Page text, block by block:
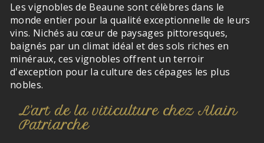
Les vignobles de Beaune sont célèbres dans le
monde entier pour la qualité exceptionnelle de leurs
vins. Nichés au cœur de paysages pittoresques,
baignés par un climat idéal et des sols riches en
minéraux, ces vignobles offrent un terroir
d'exception pour la culture des cépages les plus
nobles.
L'art de la viticulture chez Alain
Patriarche